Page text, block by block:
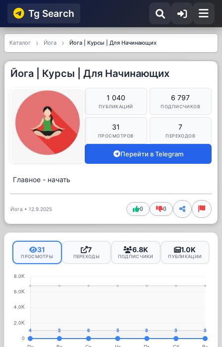
Tg Searсh
Каталог Йога Йога | Курсы | Для Начинающих
Йога | Курсы | Для Начинающих
1 040
ПУБЛИКАЦИЙ
6 797
ПОДПИСЧИКОВ
31
ПРОСМОТРОВ
7
ПЕРЕХОДОВ
Перейти в Telegram
Главное - начать
Йога • 12.9.2025 0 0
31
ПРОСМОТРЫ
7
ПЕРЕХОДЫ
6.8K
ПОДПИСЧИКИ
1.0K
ПУБЛИКАЦИИ